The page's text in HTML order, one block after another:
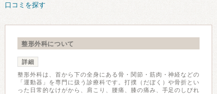
口コミを探す
整形外科について
詳細
整形外科は、首から下の全身にある骨・関節・筋肉・神経などの
「運動器」を専門に扱う診療科です。打撲（だぼく）や骨折とい
った日常的なけがから、肩こり、腰痛、膝の痛み、手足のしびれ